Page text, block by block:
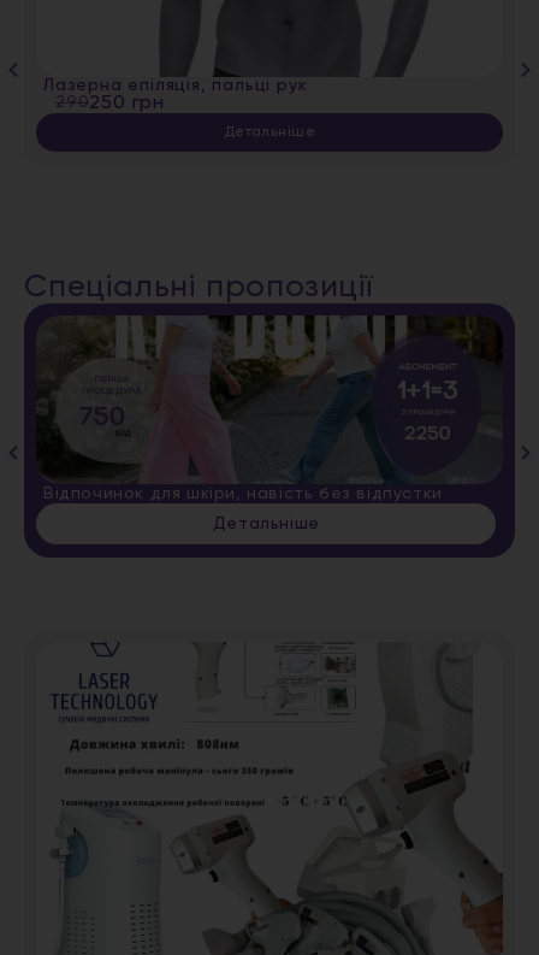
Лазерна епіляція, пальці рук
290250 грн
Детальніше
Спеціальні пропозиції
Відпочинок для шкіри, навість без відпустки
Детальніше